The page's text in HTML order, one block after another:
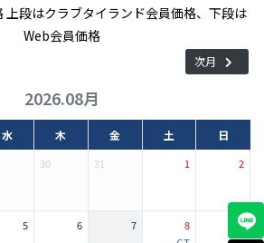
く使えます。また、併設されたレストラ
理を提供。さらに、練習施設としてパッ
ローチ練習場、バンカー練習場、ドライビ
ます。それから、ここは宿泊施設も完備。
ですが、ゴルフ付きの旅行と考えれば距
上段はクラブタイランド会員価格、下段は
Web会員価格
次月
2026.08月
水 木 金 土 日
30 31 1 2
5 6 7 8 9